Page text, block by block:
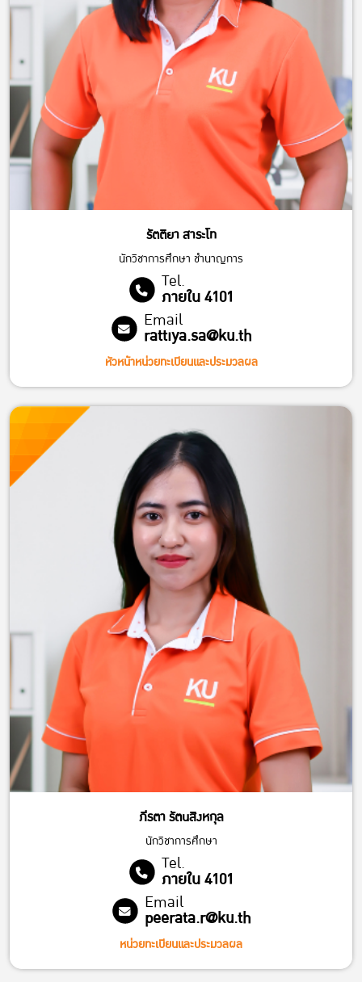
รัตติยา สาระโท
นักวิชาการศึกษา ชํานาญการ
Tel.
ภายใน 4101
Email
rattiya.sa@ku.th
หัวหน้าหน่วยทะเบียนและประมวลผล
ภีรตา รัตนสิงหกุล
นักวิชาการศึกษา
Tel.
ภายใน 4101
Email
peerata.r@ku.th
หน่วยทะเบียนและประมวลผล